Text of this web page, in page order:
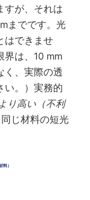
すが、それは
までです。光
はできませ
界は、10 mm
く、実際の透
い。）実務的
り高い（不利
じ材料の短光
料）